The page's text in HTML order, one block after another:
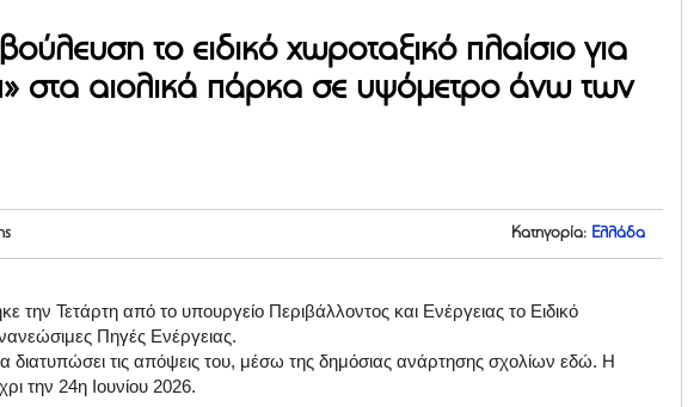
το ειδικό χωροταξικό πλαίσιο για
στα αιολικά πάρκα σε υψόμετρο άνω των
Κατηγορία: Ελλάδα
την Τετάρτη από το υπουργείο Περιβάλλοντος και Ενέργειας το Ειδικό
Πηγές Ενέργειας.
διατυπώσει τις απόψεις του, μέσω της δημόσιας ανάρτησης σχολίων εδώ. Η
την 24η Ιουνίου 2026.